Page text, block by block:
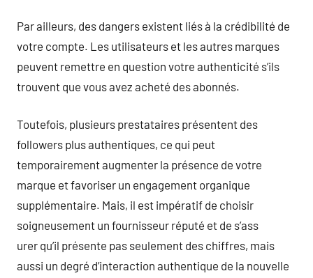
Par ailleurs, des dangers existent liés à la crédibilité de
votre compte. Les utilisateurs et les autres marques
peuvent remettre en question votre authenticité s’ils
trouvent que vous avez acheté des abonnés.
Toutefois, plusieurs prestataires présentent des
followers plus authentiques, ce qui peut
temporairement augmenter la présence de votre
marque et favoriser un engagement organique
supplémentaire. Mais, il est impératif de choisir
soigneusement un fournisseur réputé et de s’ass
urer qu’il présente pas seulement des chiffres, mais
aussi un degré d’interaction authentique de la nouvelle